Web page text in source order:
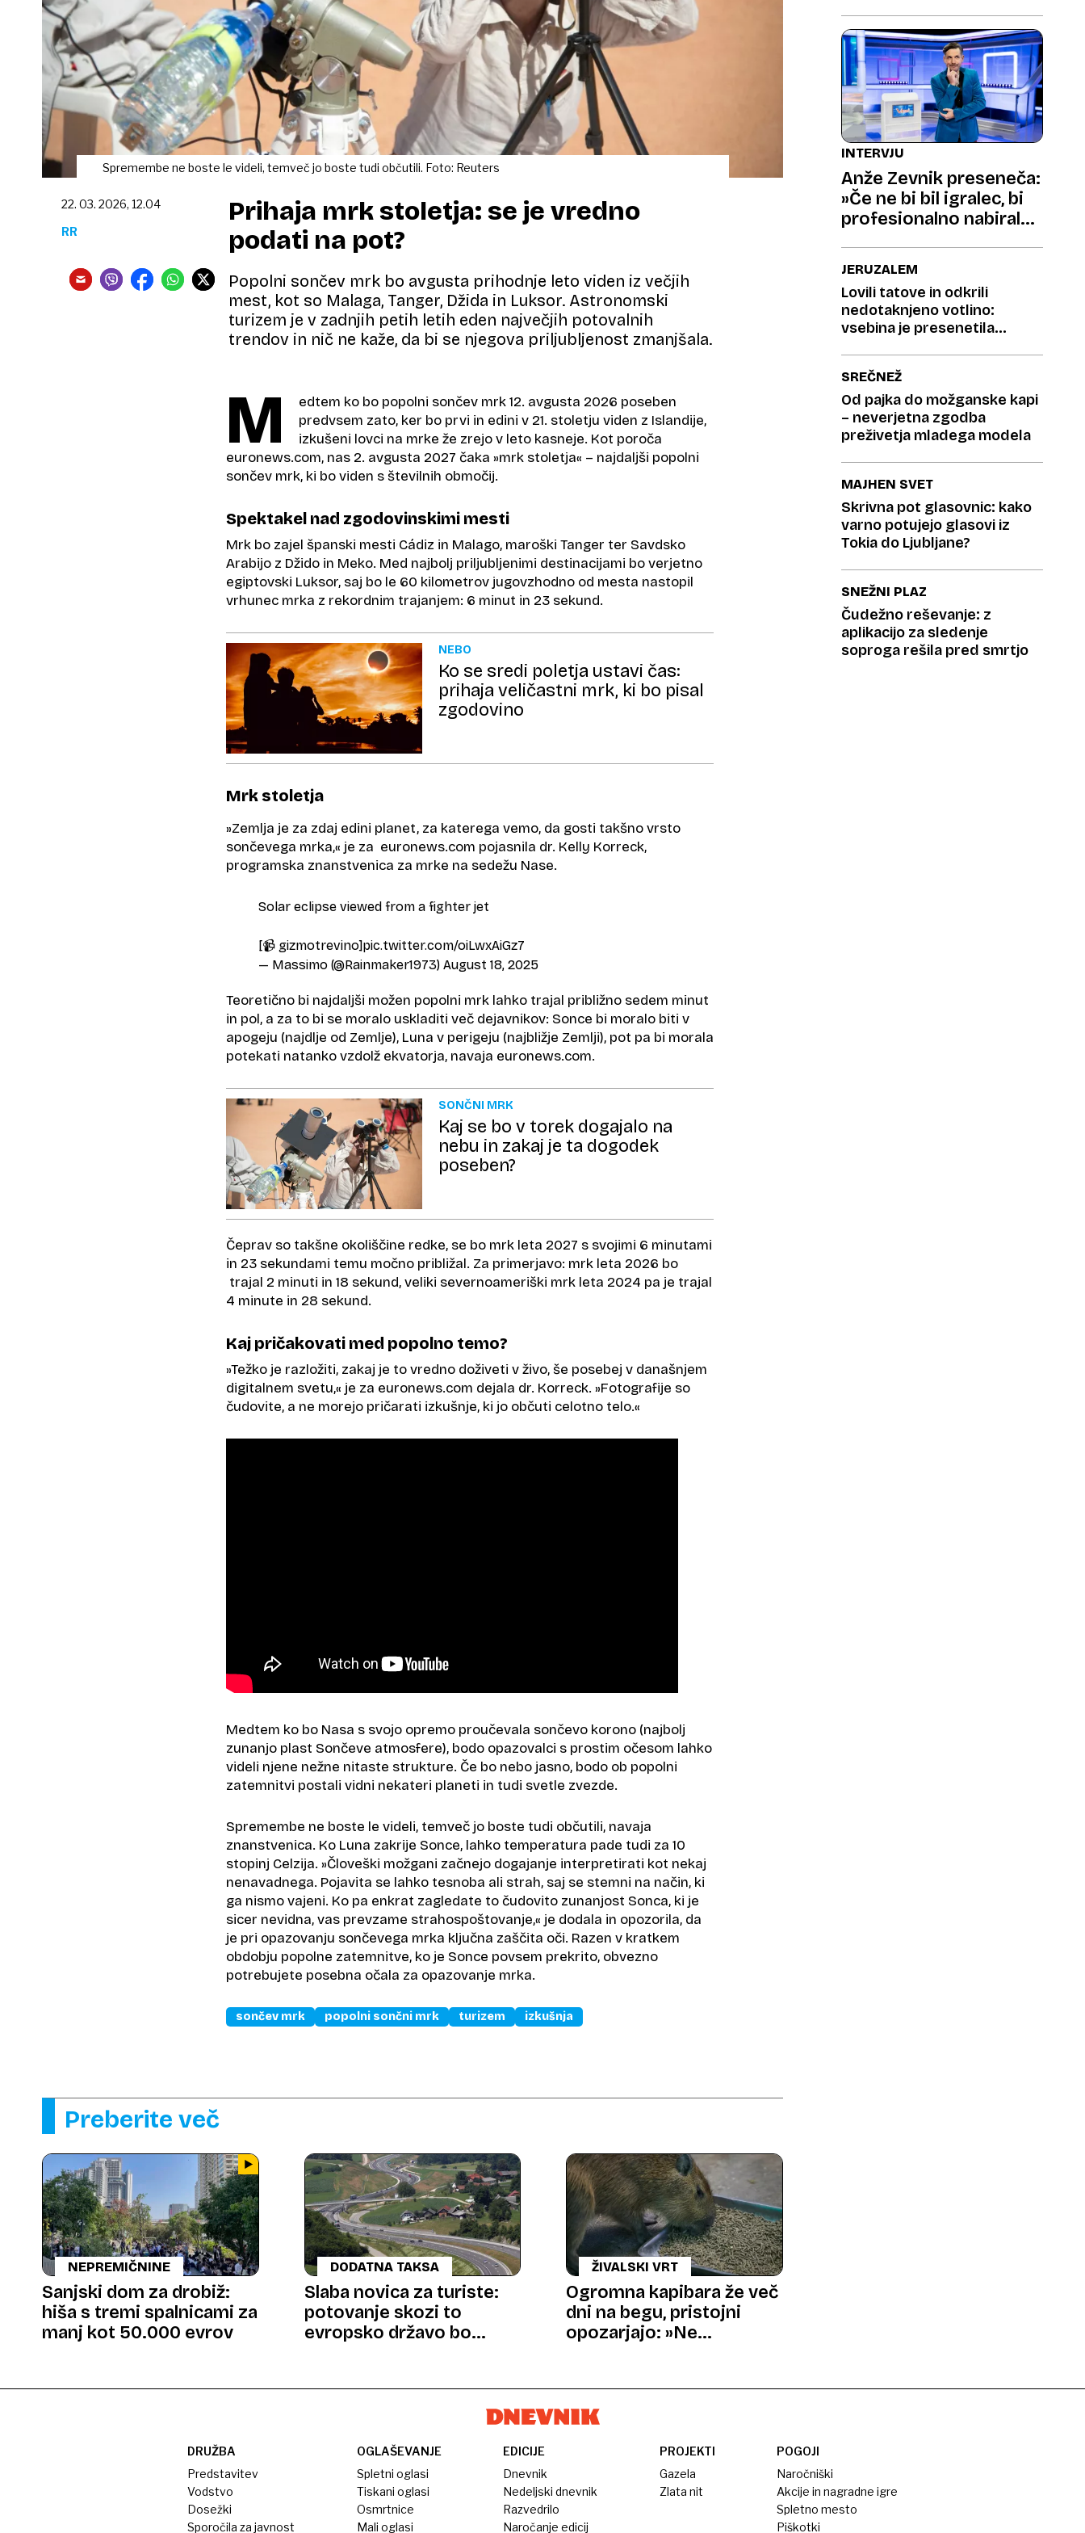
Spremembe ne boste le videli, temveč jo boste tudi občutili. Foto: Reuters
Prihaja mrk stoletja: se je vredno
podati na pot?
Popolni sončev mrk bo avgusta prihodnje leto viden iz večjih
mest, kot so Malaga, Tanger, Džida in Luksor. Astronomski
turizem je v zadnjih petih letih eden največjih potovalnih
trendov in nič ne kaže, da bi se njegova priljubljenost zmanjšala.
22. 03. 2026, 12.04
RR
M
edtem ko bo popolni sončev mrk 12. avgusta 2026 poseben
predvsem zato, ker bo prvi in edini v 21. stoletju viden z Islandije,
izkušeni lovci na mrke že zrejo v leto kasneje. Kot poroča
euronews.com, nas 2. avgusta 2027 čaka »mrk stoletja« – najdaljši popolni
sončev mrk, ki bo viden s številnih območij.
Spektakel nad zgodovinskimi mesti
Mrk bo zajel španski mesti Cádiz in Malago, maroški Tanger ter Savdsko
Arabijo z Džido in Meko. Med najbolj priljubljenimi destinacijami bo verjetno
egiptovski Luksor, saj bo le 60 kilometrov jugovzhodno od mesta nastopil
vrhunec mrka z rekordnim trajanjem: 6 minut in 23 sekund.
NEBO
Ko se sredi poletja ustavi čas:
prihaja veličastni mrk, ki bo pisal
zgodovino
Mrk stoletja
»Zemlja je za zdaj edini planet, za katerega vemo, da gosti takšno vrsto
sončevega mrka,« je za euronews.com pojasnila dr. Kelly Korreck,
programska znanstvenica za mrke na sedežu Nase.
Solar eclipse viewed from a fighter jet
[📹 gizmotrevino]pic.twitter.com/oiLwxAiGz7
— Massimo (@Rainmaker1973) August 18, 2025
Teoretično bi najdaljši možen popolni mrk lahko trajal približno sedem minut
in pol, a za to bi se moralo uskladiti več dejavnikov: Sonce bi moralo biti v
apogeju (najdlje od Zemlje), Luna v perigeju (najbližje Zemlji), pot pa bi morala
potekati natanko vzdolž ekvatorja, navaja euronews.com.
SONČNI MRK
Kaj se bo v torek dogajalo na
nebu in zakaj je ta dogodek
poseben?
Čeprav so takšne okoliščine redke, se bo mrk leta 2027 s svojimi 6 minutami
in 23 sekundami temu močno približal. Za primerjavo: mrk leta 2026 bo
trajal 2 minuti in 18 sekund, veliki severnoameriški mrk leta 2024 pa je trajal
4 minute in 28 sekund.
Kaj pričakovati med popolno temo?
»Težko je razložiti, zakaj je to vredno doživeti v živo, še posebej v današnjem
digitalnem svetu,« je za euronews.com dejala dr. Korreck. »Fotografije so
čudovite, a ne morejo pričarati izkušnje, ki jo občuti celotno telo.«
Medtem ko bo Nasa s svojo opremo proučevala sončevo korono (najbolj
zunanjo plast Sončeve atmosfere), bodo opazovalci s prostim očesom lahko
videli njene nežne nitaste strukture. Če bo nebo jasno, bodo ob popolni
zatemnitvi postali vidni nekateri planeti in tudi svetle zvezde.
Spremembe ne boste le videli, temveč jo boste tudi občutili, navaja
znanstvenica. Ko Luna zakrije Sonce, lahko temperatura pade tudi za 10
stopinj Celzija. »Človeški možgani začnejo dogajanje interpretirati kot nekaj
nenavadnega. Pojavita se lahko tesnoba ali strah, saj se stemni na način, ki
ga nismo vajeni. Ko pa enkrat zagledate to čudovito zunanjost Sonca, ki je
sicer nevidna, vas prevzame strahospoštovanje,« je dodala in opozorila, da
je pri opazovanju sončevega mrka ključna zaščita oči. Razen v kratkem
obdobju popolne zatemnitve, ko je Sonce povsem prekrito, obvezno
potrebujete posebna očala za opazovanje mrka.
sončev mrk popolni sončni mrk turizem izkušnja
INTERVJU
Anže Zevnik preseneča:
»Če ne bi bil igralec, bi
profesionalno nabiral
JERUZALEM
Lovili tatove in odkrili
nedotaknjeno votlino:
vsebina je presenetila
SREČNEŽ
Od pajka do možganske kapi
– neverjetna zgodba
preživetja mladega modela
MAJHEN SVET
Skrivna pot glasovnic: kako
varno potujejo glasovi iz
Tokia do Ljubljane?
SNEŽNI PLAZ
Čudežno reševanje: z
aplikacijo za sledenje
soproga rešila pred smrtjo
Preberite več
NEPREMIČNINE
Sanjski dom za drobiž:
hiša s tremi spalnicami za
manj kot 50.000 evrov
DODATNA TAKSA
Slaba novica za turiste:
potovanje skozi to
evropsko državo bo
ŽIVALSKI VRT
Ogromna kapibara že več
dni na begu, pristojni
opozarjajo: »Ne
DRUŽBA
Predstavitev
Vodstvo
Dosežki
Sporočila za javnost
OGLAŠEVANJE
Spletni oglasi
Tiskani oglasi
Osmrtnice
Mali oglasi
EDICIJE
Dnevnik
Nedeljski dnevnik
Razvedrilo
Naročanje edicij
PROJEKTI
Gazela
Zlata nit
POGOJI
Naročniški
Akcije in nagradne igre
Spletno mesto
Piškotki